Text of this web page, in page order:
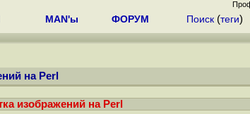
MAN'ы ФОРУМ Поиск (теги)
на Perl
изображений на Perl